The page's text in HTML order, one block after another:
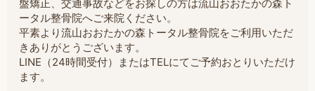
盤矯正、交通事故などをお探しの方は流山おおたかの森ト
ータル整骨院へご来院ください。
平素より流山おおたかの森トータル整骨院をご利用いただ
きありがとうございます。
LINE（24時間受付）またはTELにてご予約おとりいただけ
ます。